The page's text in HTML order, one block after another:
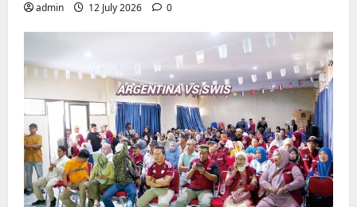
admin 12 July 2026 0